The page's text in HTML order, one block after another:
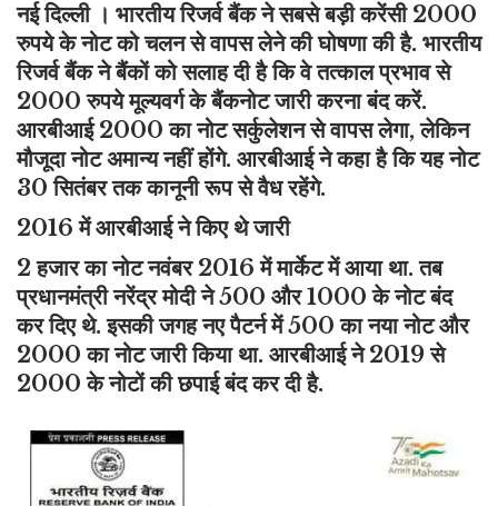
नई दिल्ली । भारतीय रिजर्व बैंक ने सबसे बड़ी करेंसी 2000
रुपये के नोट को चलन से वापस लेने की घोषणा की है. भारतीय
रिजर्व बैंक ने बैंकों को सलाह दी है कि वे तत्काल प्रभाव से
2000 रुपये मूल्यवर्ग के बैंकनोट जारी करना बंद करें.
आरबीआई 2000 का नोट सर्कुलेशन से वापस लेगा, लेकिन
मौजूदा नोट अमान्य नहीं होंगे. आरबीआई ने कहा है कि यह नोट
30 सितंबर तक कानूनी रूप से वैध रहेंगे.
2016 में आरबीआई ने किए थे जारी
2 हजार का नोट नवंबर 2016 में मार्केट में आया था. तब
प्रधानमंत्री नरेंद्र मोदी ने 500 और 1000 के नोट बंद
कर दिए थे. इसकी जगह नए पैटर्न में 500 का नया नोट और
2000 का नोट जारी किया था. आरबीआई ने 2019 से
2000 के नोटों की छपाई बंद कर दी है.